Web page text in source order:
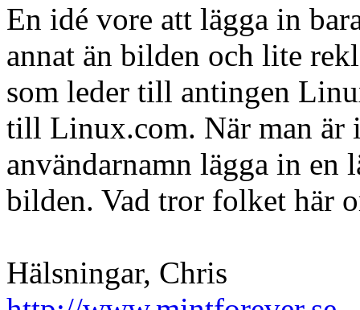
En idé vore att lägga in
annat än bilden och lite
som leder till antingen
till Linux.com. När man är
användarnamn lägga in en
bilden. Vad tror folket här
Hälsningar, Chris